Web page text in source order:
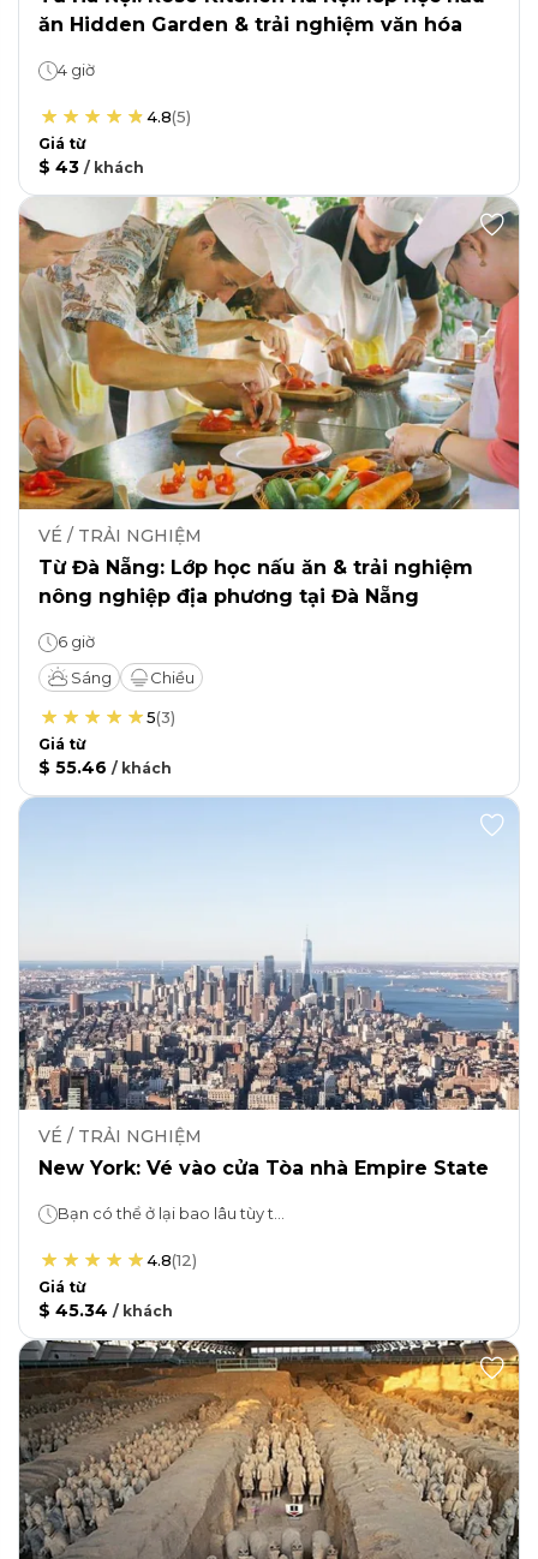
ăn Hidden Garden & trải nghiệm văn hóa
4 giờ
4.8(5)
Giá từ
$ 43 / khách
VÉ / TRẢI NGHIỆM
Từ Đà Nẵng: Lớp học nấu ăn & trải nghiệm
nông nghiệp địa phương tại Đà Nẵng
6 giờ
Sáng
Chiều
5(3)
Giá từ
$ 55.46 / khách
VÉ / TRẢI NGHIỆM
New York: Vé vào cửa Tòa nhà Empire State
4.8(12)
Giá từ
$ 45.34 / khách